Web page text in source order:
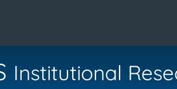
Institutional